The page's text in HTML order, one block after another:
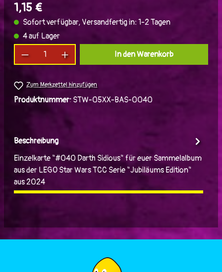
1,15 €
Sofort verfügbar, Versandfertig in: 1-2 Tagen
4 auf Lager
Produkt Anzahl: Gib den gewünschten Wert
In den Warenkorb
Zum Merkzettel hinzufügen
Produktnummer: STW-05XX-BAS-0040
Beschreibung
Einzelkarte "#040 Darth Sidious" für euer Sammelalbum
aus der LEGO Star Wars TCC Serie "Jubiläums Edition"
aus 2024